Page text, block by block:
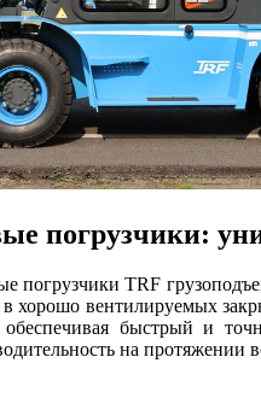
погрузчики:
погрузчики TRF
хорошо вентилируемых
обеспечивая быстрый и
на